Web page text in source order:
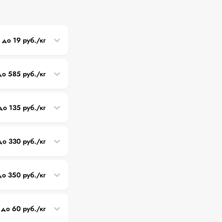
до 19 руб./кг
585 руб./кг
135 руб./кг
330 руб./кг
350 руб./кг
до 60 руб./кг